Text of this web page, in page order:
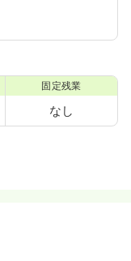
固定残業
なし